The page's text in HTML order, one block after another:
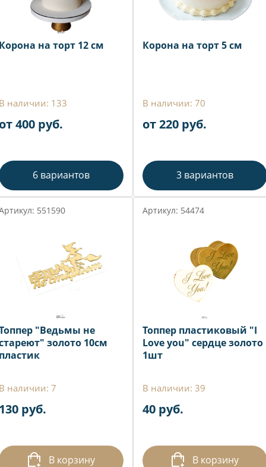
на торт 12 см
наличии: 133
400 руб.
6 вариантов
Корона на торт 5 см
В наличии: 70
от 220 руб.
3 вариантов
551590
"Ведьмы не
золото 10см
наличии: 7
руб.
В корзину
Артикул: 54474
Топпер пластиковый "I
Love you" сердце золото
1шт
В наличии: 39
40 руб.
В корзину